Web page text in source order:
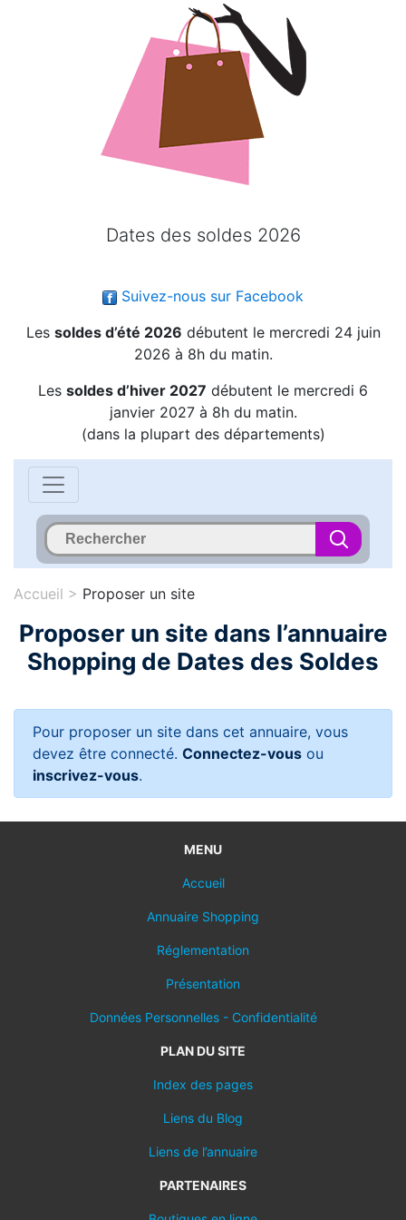
Dates des soldes 2026
Suivez-nous sur Facebook
Les soldes d’été 2026 débutent le mercredi 24 juin
2026 à 8h du matin.
Les soldes d’hiver 2027 débutent le mercredi 6
janvier 2027 à 8h du matin.
(dans la plupart des départements)
Accueil > Proposer un site
Proposer un site dans l’annuaire
Shopping de Dates des Soldes
Pour proposer un site dans cet annuaire, vous
devez être connecté. Connectez-vous ou
inscrivez-vous.
MENU
Accueil
Annuaire Shopping
Réglementation
Présentation
Données Personnelles - Confidentialité
PLAN DU SITE
Index des pages
Liens du Blog
Liens de l’annuaire
PARTENAIRES